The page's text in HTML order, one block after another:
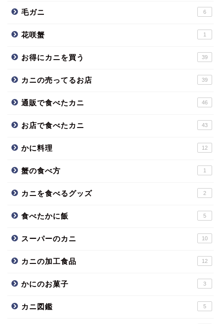
毛ガニ 6
花咲蟹 1
お得にカニを買う 39
カニの売ってるお店 39
通販で食べたカニ 46
お店で食べたカニ 43
かに料理 12
蟹の食べ方 1
カニを食べるグッズ 2
食べたかに飯 5
スーパーのカニ 10
カニの加工食品 12
かにのお菓子 3
カニ図鑑 5